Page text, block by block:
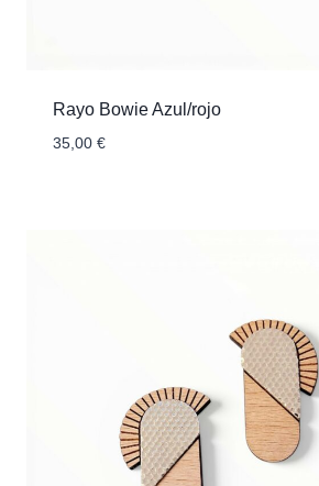
Rayo Bowie Azul/rojo
35,00 €